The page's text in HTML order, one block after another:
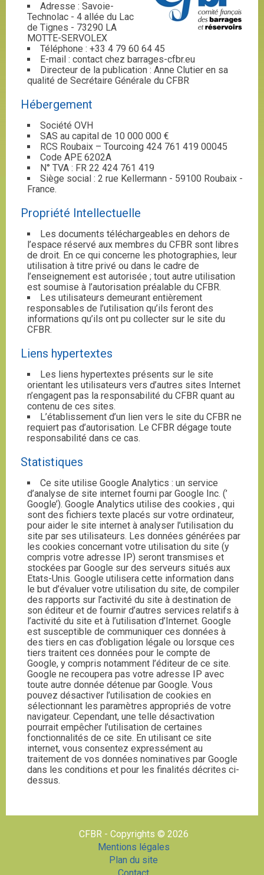
Adresse : Savoie-
Technolac - 4 allée du Lac
de Tignes - 73290 LA
MOTTE-SERVOLEX
Téléphone : +33 4 79 60 64 45
E-mail : contact chez barrages-cfbr.eu
Directeur de la publication : Anne Clutier en sa
qualité de Secrétaire Générale du CFBR
Hébergement
Société OVH
SAS au capital de 10 000 000 €
RCS Roubaix – Tourcoing 424 761 419 00045
Code APE 6202A
N° TVA : FR 22 424 761 419
Siège social : 2 rue Kellermann - 59100 Roubaix -
France.
Propriété Intellectuelle
Les documents téléchargeables en dehors de
l’espace réservé aux membres du CFBR sont libres
de droit. En ce qui concerne les photographies, leur
utilisation à titre privé ou dans le cadre de
l’enseignement est autorisée ; tout autre utilisation
est soumise à l’autorisation préalable du CFBR.
Les utilisateurs demeurant entièrement
responsables de l’utilisation qu’ils feront des
informations qu’ils ont pu collecter sur le site du
CFBR.
Liens hypertextes
Les liens hypertextes présents sur le site
orientant les utilisateurs vers d’autres sites Internet
n’engagent pas la responsabilité du CFBR quant au
contenu de ces sites.
L’établissement d’un lien vers le site du CFBR ne
requiert pas d’autorisation. Le CFBR dégage toute
responsabilité dans ce cas.
Statistiques
Ce site utilise Google Analytics : un service
d’analyse de site internet fourni par Google Inc. (’
Google’). Google Analytics utilise des cookies , qui
sont des fichiers texte placés sur votre ordinateur,
pour aider le site internet à analyser l’utilisation du
site par ses utilisateurs. Les données générées par
les cookies concernant votre utilisation du site (y
compris votre adresse IP) seront transmises et
stockées par Google sur des serveurs situés aux
Etats-Unis. Google utilisera cette information dans
le but d’évaluer votre utilisation du site, de compiler
des rapports sur l’activité du site à destination de
son éditeur et de fournir d’autres services relatifs à
l’activité du site et à l’utilisation d’Internet. Google
est susceptible de communiquer ces données à
des tiers en cas d’obligation légale ou lorsque ces
tiers traitent ces données pour le compte de
Google, y compris notamment l’éditeur de ce site.
Google ne recoupera pas votre adresse IP avec
toute autre donnée détenue par Google. Vous
pouvez désactiver l’utilisation de cookies en
sélectionnant les paramètres appropriés de votre
navigateur. Cependant, une telle désactivation
pourrait empêcher l’utilisation de certaines
fonctionnalités de ce site. En utilisant ce site
internet, vous consentez expressément au
traitement de vos données nominatives par Google
dans les conditions et pour les finalités décrites ci-
dessus.
CFBR - Copyrights © 2026
Mentions légales
Plan du site